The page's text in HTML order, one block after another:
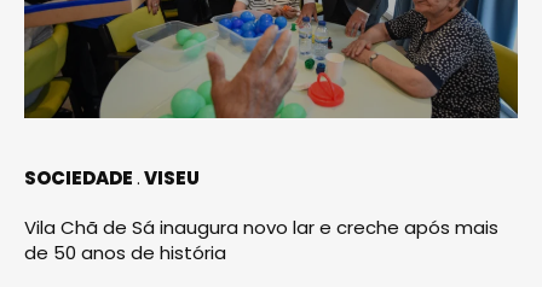
SOCIEDADE VISEU
Vila Chã de Sá inaugura novo lar e creche após mais
de 50 anos de história